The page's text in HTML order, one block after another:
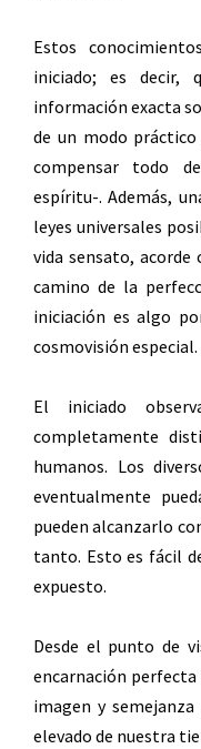
Estos
iniciado; es decir,
información exacta
de un modo
compensar todo
espíritu-. Además,
leyes universales
vida sensato, acorde
camino de la
iniciación es algo
cosmovisión especial.
El iniciado
completamente
humanos. Los
eventualmente
pueden alcanzarlo
tanto. Esto es fácil
expuesto.
Desde el punto de
encarnación perfecta
imagen y
elevado de nuestra